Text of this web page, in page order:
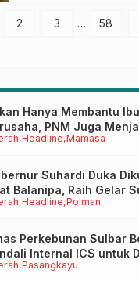
2 3 … 58
Headline Mamasa
Hanya Membantu
PNM Juga
Untuk Menggapai
Headline Polman
Suhardi Duka
Balanipa, Raih Gelar
Pasangkayu
Perkebunan Sulbar
Internal ICS untuk
ISPO Pekebun di